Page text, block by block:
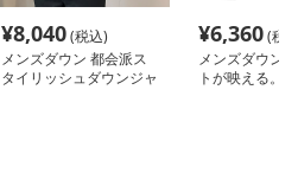
¥8,040(税込)
メンズダウン 都会派ス
タイリッシュダウンジャ
¥6,360(税
メンズダウン
トが映える。